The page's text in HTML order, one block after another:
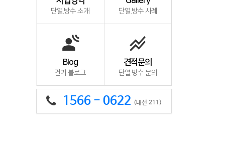
단열.방수 소개 단열.방수 사례
spatial_audio
Blog
건기 블로그
stacked_line_chart
견적문의
단열.방수 문의
1566 - 0622 (내선 211)